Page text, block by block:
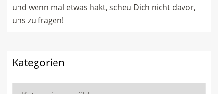
und wenn mal etwas hakt, scheu Dich nicht davor,
uns zu fragen!
Kategorien